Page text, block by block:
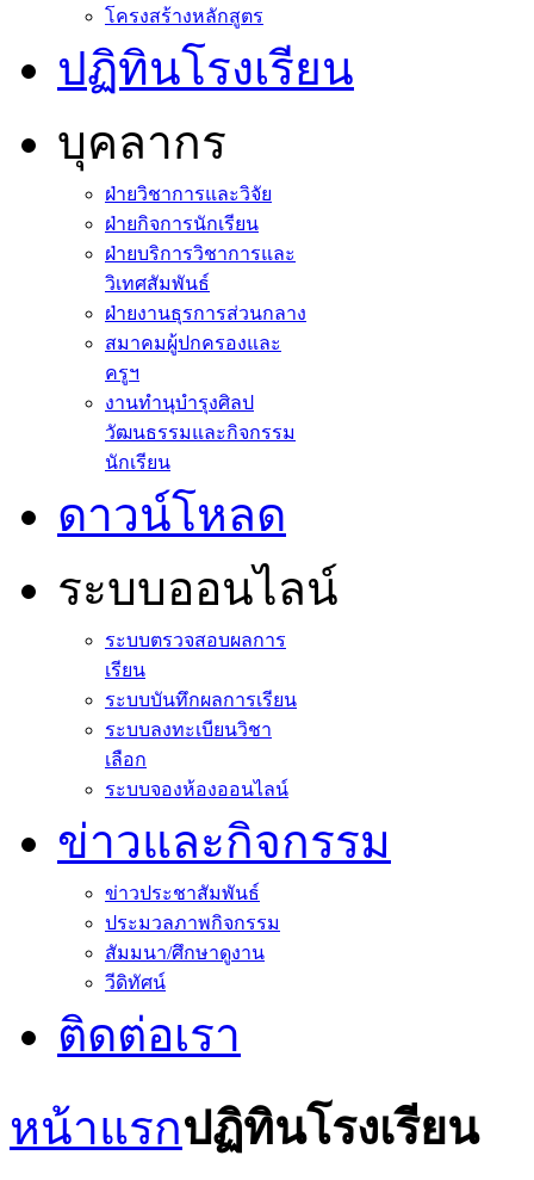
โครงสร้างหลักสูตร
ปฏิทินโรงเรียน
บุคลากร
ฝ่ายวิชาการและวิจัย
ฝ่ายกิจการนักเรียน
ฝ่ายบริการวิชาการและ
วิเทศสัมพันธ์
ฝ่ายงานธุรการส่วนกลาง
สมาคมผู้ปกครองและ
ครูฯ
งานทำนุบำรุงศิลป
วัฒนธรรมและกิจกรรม
นักเรียน
ดาวน์โหลด
ระบบออนไลน์
ระบบตรวจสอบผลการ
เรียน
ระบบบันทึกผลการเรียน
ระบบลงทะเบียนวิชา
เลือก
ระบบจองห้องออนไลน์
ข่าวและกิจกรรม
ข่าวประชาสัมพันธ์
ประมวลภาพกิจกรรม
สัมมนา/ศึกษาดูงาน
วีดิทัศน์
ติดต่อเรา
หน้าแรกปฏิทินโรงเรียน